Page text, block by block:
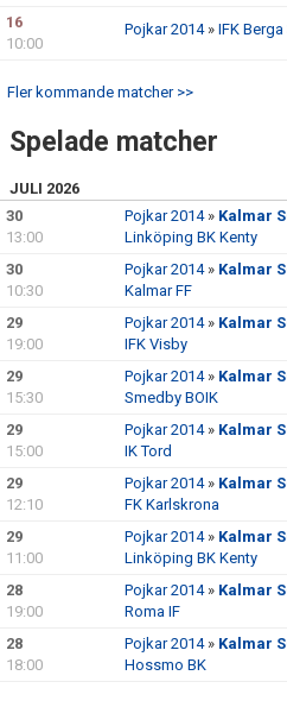
16
10:00
Pojkar 2014» IFK Berga
Fler kommande matcher >>
Spelade matcher
JULI 2026
30
13:00
Pojkar 2014» Kalmar
Linköping BK Kenty
30
10:30
Pojkar 2014» Kalmar
Kalmar FF
29
19:00
Pojkar 2014» Kalmar
IFK Visby
29
15:30
Pojkar 2014» Kalmar
Smedby BOIK
29
15:00
Pojkar 2014» Kalmar
IK Tord
29
12:10
Pojkar 2014» Kalmar
FK Karlskrona
29
11:00
Pojkar 2014» Kalmar
Linköping BK Kenty
28
19:00
Pojkar 2014» Kalmar
Roma IF
28
18:00
Pojkar 2014» Kalmar
Hossmo BK